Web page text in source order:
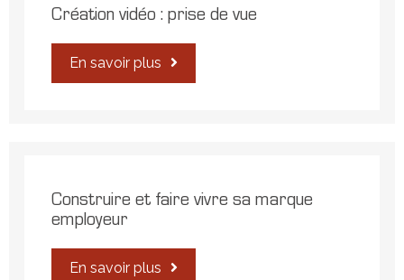
Création vidéo : prise de vue
En savoir plus
Construire et faire vivre sa marque
employeur
En savoir plus